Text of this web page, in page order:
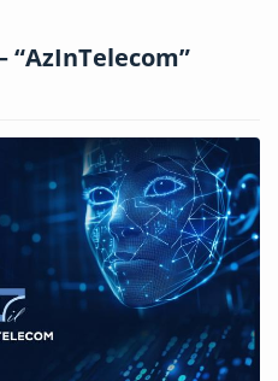
“AzInTelecom”